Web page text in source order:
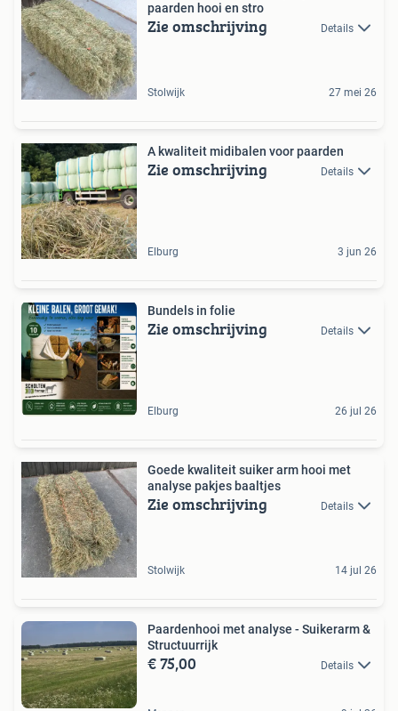
paarden hooi en stro
Zie omschrijving Details
Stolwijk 27 mei 26
A kwaliteit midibalen voor paarden
Zie omschrijving Details
Elburg 3 jun 26
Bundels in folie
Zie omschrijving Details
Elburg 26 jul 26
Goede kwaliteit suiker arm hooi met
analyse pakjes baaltjes
Zie omschrijving Details
Stolwijk 14 jul 26
Paardenhooi met analyse - Suikerarm &
Structuurrijk
€ 75,00 Details